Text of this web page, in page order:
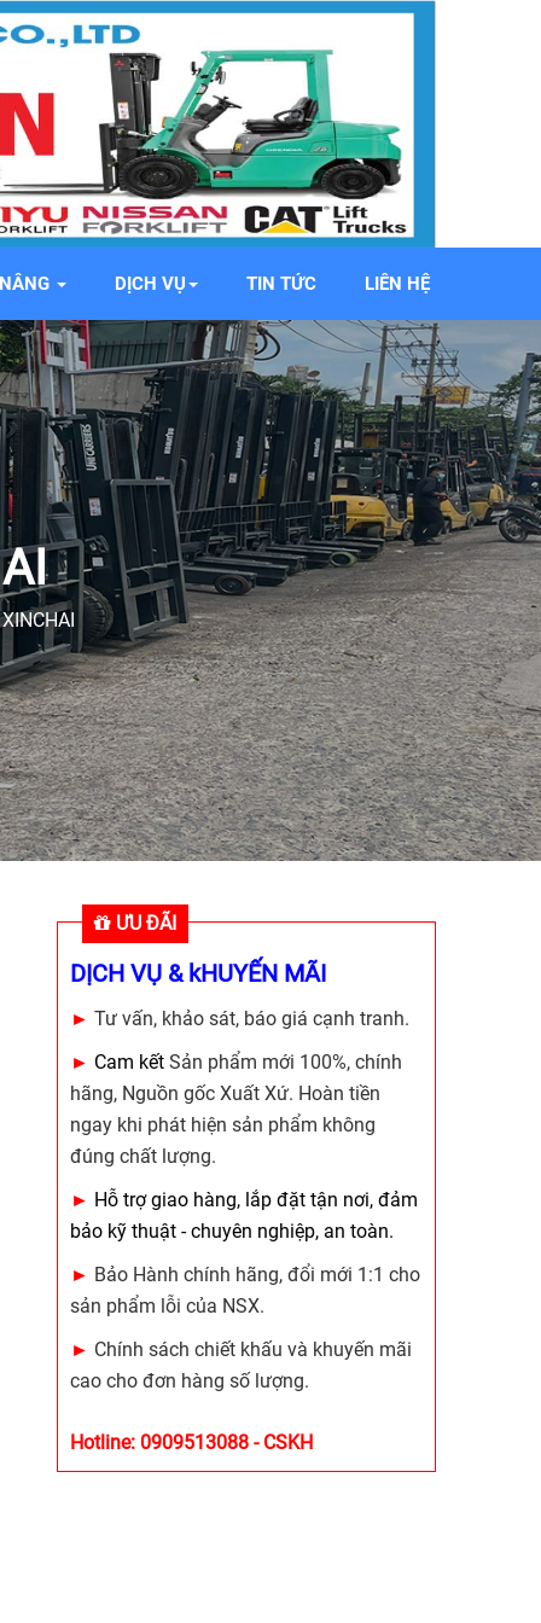
DỊCH VỤ TIN TỨC LIÊN HỆ
ƯU ĐÃI
DỊCH VỤ & kHUYẾN MÃI
► Tư vấn, khảo sát, báo giá cạnh tranh.
► Cam kết Sản phẩm mới 100%, chính
hãng, Nguồn gốc Xuất Xứ. Hoàn tiền
ngay khi phát hiện sản phẩm không
đúng chất lượng.
► Hỗ trợ giao hàng, lắp đặt tận nơi, đảm
bảo kỹ thuật - chuyên nghiệp, an toàn.
► Bảo Hành chính hãng, đổi mới 1:1 cho
sản phẩm lỗi của NSX.
► Chính sách chiết khấu và khuyến mãi
cao cho đơn hàng số lượng.
Hotline: 0909513088 - CSKH